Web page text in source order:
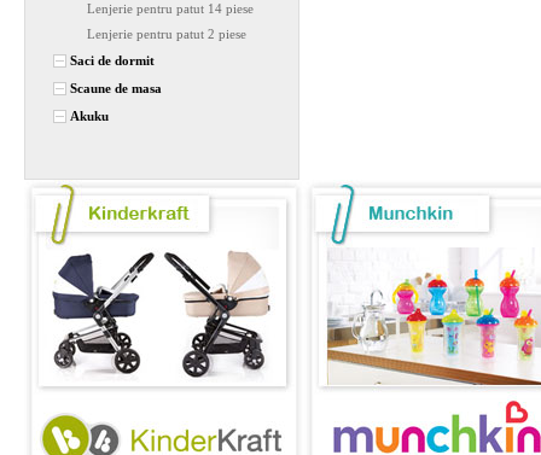
Lenjerie pentru patut 14 piese
Lenjerie pentru patut 2 piese
Saci de dormit
Scaune de masa
Akuku